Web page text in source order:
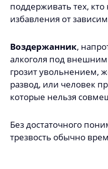
поддерживать тех, кто
избавления от
Воздержанник,
алкоголя под
грозит увольнением,
развод, или человек
которые нельзя
Без достаточного
трезвость обычно